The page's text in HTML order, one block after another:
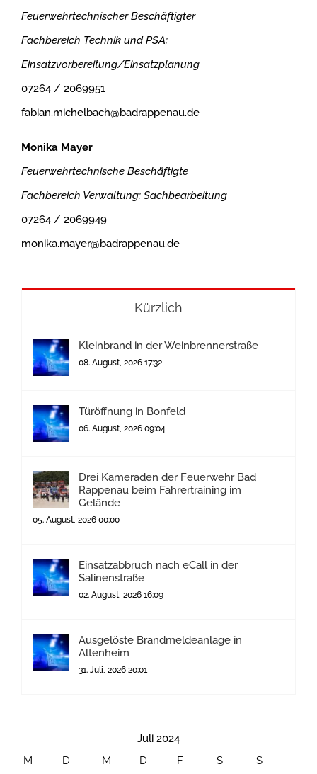
Feuerwehrtechnischer Beschäftigter
Fachbereich Technik und PSA;
Einsatzvorbereitung/Einsatzplanung
07264 / 2069951
fabian.michelbach@badrappenau.de
Monika Mayer
Feuerwehrtechnische Beschäftigte
Fachbereich Verwaltung; Sachbearbeitung
07264 / 2069949
monika.mayer@badrappenau.de
Kürzlich
Kleinbrand in der Weinbrennerstraße
08. August, 2026 17:32
Türöffnung in Bonfeld
06. August, 2026 09:04
Drei Kameraden der Feuerwehr Bad
Rappenau beim Fahrertraining im
Gelände
05. August, 2026 00:00
Einsatzabbruch nach eCall in der
Salinenstraße
02. August, 2026 16:09
Ausgelöste Brandmeldeanlage in
Altenheim
31. Juli, 2026 20:01
Juli 2024
M
D M D F S S